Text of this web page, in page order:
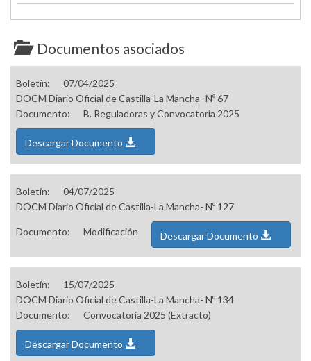
Documentos asociados
Boletín:
07/04/2025
DOCM Diario Oficial de Castilla-La Mancha- Nº 67
Documento:
B. Reguladoras y Convocatoria 2025
Descargar Documento
Boletín:
04/07/2025
DOCM Diario Oficial de Castilla-La Mancha- Nº 127
Documento: Modificación Descargar Documento
Boletín:
15/07/2025
DOCM Diario Oficial de Castilla-La Mancha- Nº 134
Documento:
Convocatoria 2025 (Extracto)
Descargar Documento